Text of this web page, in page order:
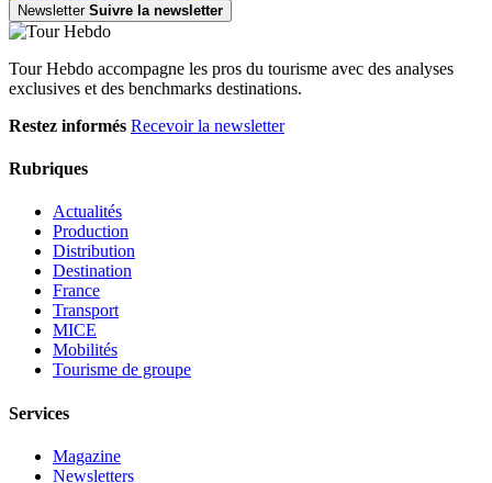
Newsletter Suivre la newsletter
Tour Hebdo accompagne les pros du tourisme avec des analyses
exclusives et des benchmarks destinations.
Restez informés Recevoir la newsletter
Rubriques
Actualités
Production
Distribution
Destination
France
Transport
MICE
Mobilités
Tourisme de groupe
Services
Magazine
Newsletters